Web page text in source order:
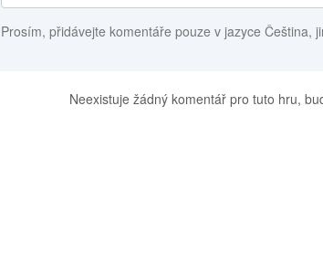
Prosím, přidávejte komentáře pouze v jazyce Čeština,
Neexistuje žádný komentář pro tuto hru,